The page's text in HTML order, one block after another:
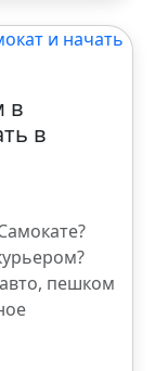
в
в
пешком